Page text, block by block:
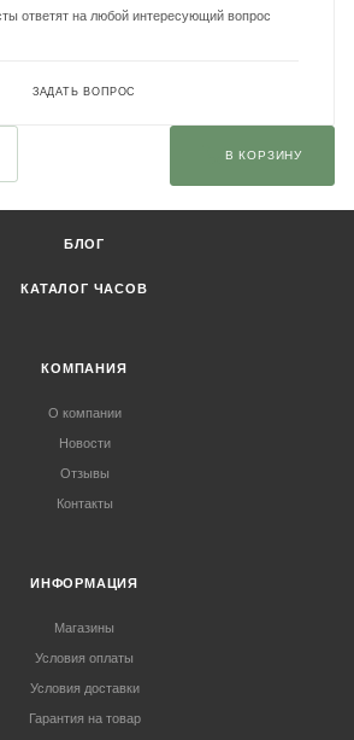
ответят на любой интересующий вопрос
ЗАДАТЬ ВОПРОС
В КОРЗИНУ
БЛОГ
КАТАЛОГ ЧАСОВ
КОМПАНИЯ
О компании
Новости
Отзывы
Контакты
ИНФОРМАЦИЯ
Магазины
Условия оплаты
Условия доставки
Гарантия на товар